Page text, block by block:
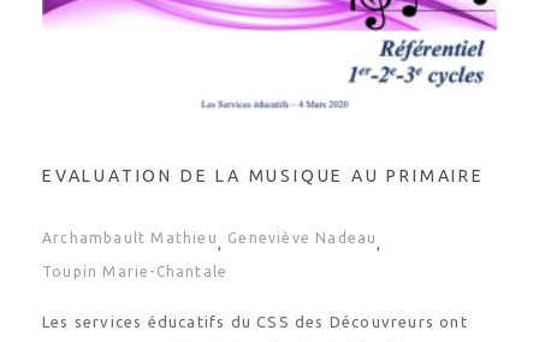
EVALUATION DE LA MUSIQUE AU PRIMAIRE
Archambault Mathieu, Geneviève Nadeau,
Toupin Marie-Chantale
Les services éducatifs du CSS des Découvreurs ont